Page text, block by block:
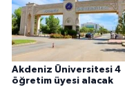
Akdeniz Üniversitesi 4
öğretim üyesi alacak